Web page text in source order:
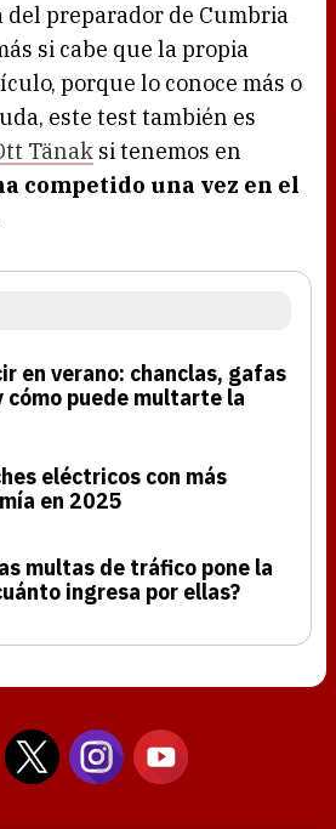
preparador de Cumbria
si cabe que la propia
porque lo conoce más o
este test también es
Tänak si tenemos en
competido una vez en el
en verano: chanclas, gafas
cómo puede multarte la
eléctricos con más
en 2025
multas de tráfico pone la
ingresa por ellas?